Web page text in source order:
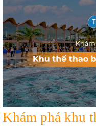
Khám phá khu